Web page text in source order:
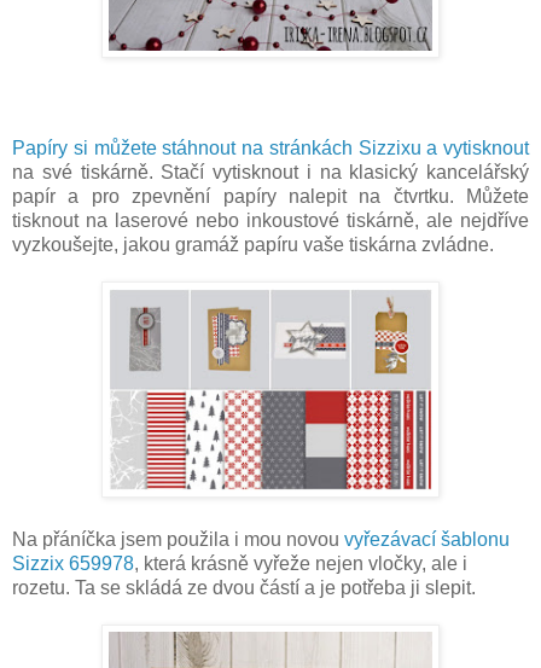
Papíry si můžete stáhnout na stránkách Sizzixu a vytisknout
na své tiskárně. Stačí vytisknout i na klasický kancelářský
papír a pro zpevnění papíry nalepit na čtvrtku. Můžete
tisknout na laserové nebo inkoustové tiskárně, ale nejdříve
vyzkoušejte, jakou gramáž papíru vaše tiskárna zvládne.
Na přáníčka jsem použila i mou novou vyřezávací šablonu
Sizzix 659978, která krásně vyřeže nejen vločky, ale i
rozetu. Ta se skládá ze dvou částí a je potřeba ji slepit.